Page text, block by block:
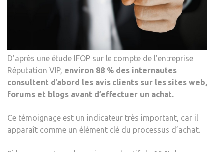
D’après une étude IFOP sur le compte de l’entreprise
Réputation VIP, environ 88 % des internautes
consultent d’abord les avis clients sur les sites web,
forums et blogs avant d’effectuer un achat.
Ce témoignage est un indicateur très important, car il
apparaît comme un élément clé du processus d’achat.